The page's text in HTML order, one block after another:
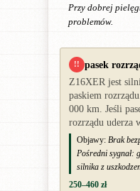
Przy dobrej
problemów.
!! pasek
Z16XER jest
paskiem
000 km. Jeśli
rozrządu uderza
Objawy: Brak
Pośredni sygnał:
silnika z
250–460 zł